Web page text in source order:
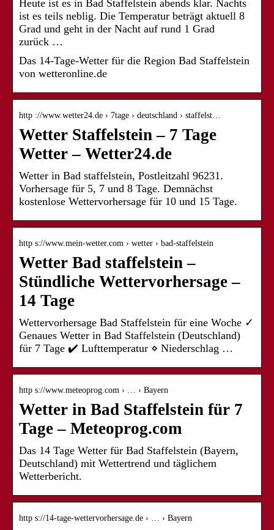
Heute ist es in Bad Staffelstein abends klar. Nachts
ist es teils neblig. Die Temperatur beträgt aktuell 8
Grad und geht in der Nacht auf rund 1 Grad
zurück …
Das 14-Tage-Wetter für die Region Bad Staffelstein
von wetteronline.de
http ://www.wetter24.de › 7tage › deutschland › staffelst…
Wetter Staffelstein – 7 Tage
Wetter – Wetter24.de
Wetter in Bad staffelstein, Postleitzahl 96231.
Vorhersage für 5, 7 und 8 Tage. Demnächst
kostenlose Wettervorhersage für 10 und 15 Tage.
http s://www.mein-wetter.com › wetter › bad-staffelstein
Wetter Bad staffelstein –
Stündliche Wettervorhersage –
14 Tage
Wettervorhersage Bad Staffelstein für eine Woche ✓
Genaues Wetter in Bad Staffelstein (Deutschland)
für 7 Tage ✔️ Lufttemperatur ⋄ Niederschlag …
http s://www.meteoprog.com › … › Bayern
Wetter in Bad Staffelstein für 7
Tage – Meteoprog.com
Das 14 Tage Wetter für Bad Staffelstein (Bayern,
Deutschland) mit Wettertrend und täglichem
Wetterbericht.
http s://14-tage-wettervorhersage.de › … › Bayern